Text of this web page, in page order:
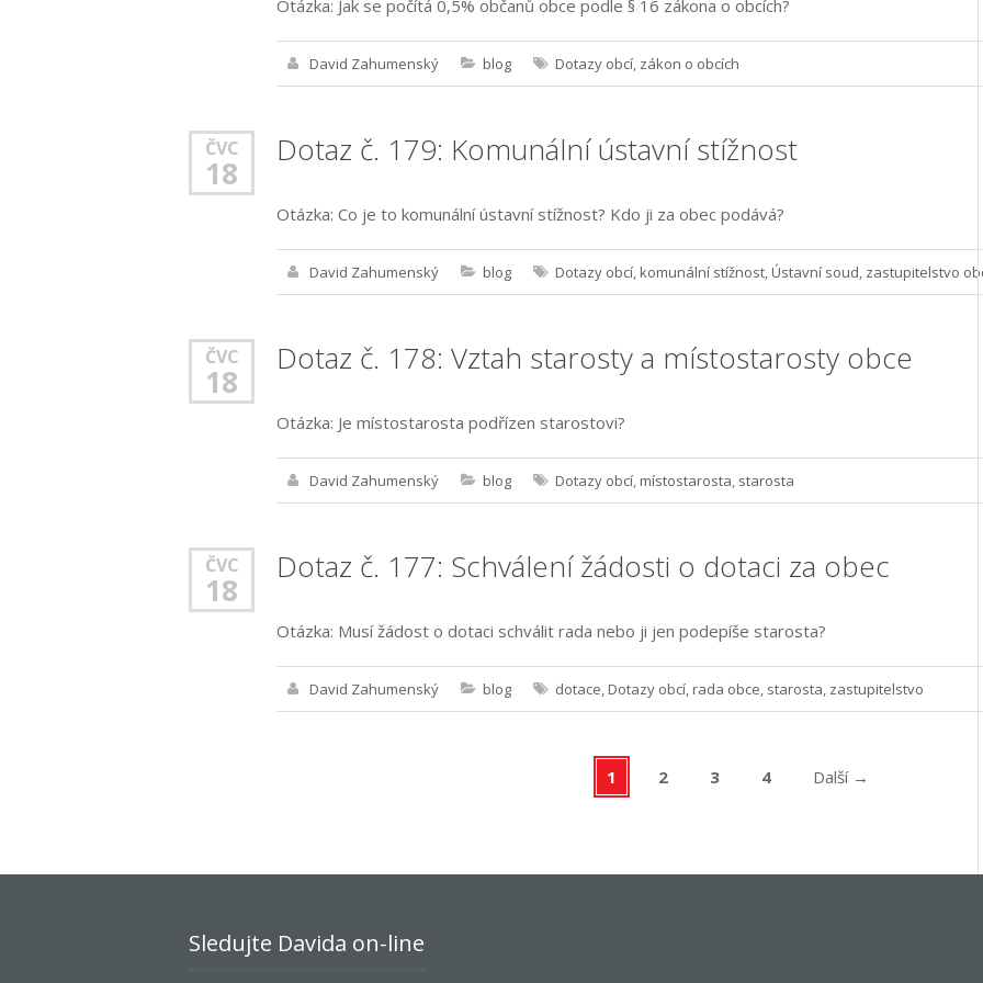
Otázka: Jak se počítá 0,5% občanů obce podle § 16 zákona o obcích?
David Zahumenský blog Dotazy obcí, zákon o obcích
ČVC
18
Dotaz č. 179: Komunální ústavní stížnost
Otázka: Co je to komunální ústavní stížnost? Kdo ji za obec podává?
David Zahumenský blog Dotazy obcí, komunální stížnost, Ústavní soud, zastupitelstvo
ČVC
18
Dotaz č. 178: Vztah starosty a místostarosty obce
Otázka: Je místostarosta podřízen starostovi?
David Zahumenský blog Dotazy obcí, místostarosta, starosta
ČVC
18
Dotaz č. 177: Schválení žádosti o dotaci za obec
Otázka: Musí žádost o dotaci schválit rada nebo ji jen podepíše starosta?
David Zahumenský blog dotace, Dotazy obcí, rada obce, starosta, zastupitelstvo
1 2 3 4 Další →
Sledujte Davida on-line